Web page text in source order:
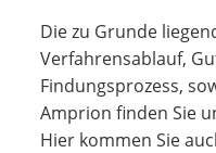
Die zu Grunde
Verfahrensablauf,
Findungsprozess,
Amprion finden Sie
Hier kommen Sie